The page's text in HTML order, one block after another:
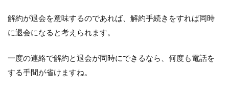
解約が退会を意味するのであれば、解約手続きをすれば同時
に退会になると考えられます。
一度の連絡で解約と退会が同時にできるなら、何度も電話を
する手間が省けますね。